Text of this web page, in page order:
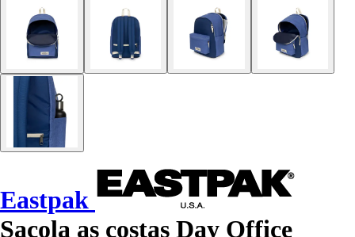
Eastpak
Sacola as costas Day Office